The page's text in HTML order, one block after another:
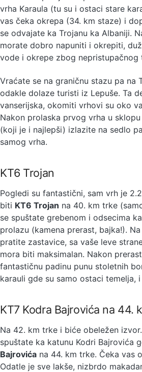
vrha Karaula (tu su i ostaci stare
vas čeka okrepa (34. km staze) i
se odvajate ka Trojanu ka Albaniji.
morate dobro napuniti i okrepiti,
vode i okrepe zbog nepristupačnog
Vraćate se na graničnu stazu pa na
odakle dolaze turisti iz Lepuše. Ta
vanserijska, okomiti vrhovi su oko
Nakon prolaska prvog vrha u
(koji je i najlepši) izlazite na sedlo
samog vrha.
KT6 Trojan
Pogledi su fantastični, sam vrh je
biti KT6 Trojan na 40. km trke
se spuštate grebenom i odsecima
prolazu (kamena prerast, bajka!).
pratite zastavice, sa vaše leve
mora biti maksimalan. Nakon
fantastičnu padinu punu stoletnih
karauli gde su samo ostaci temelja,
KT7 Kodra Bajrovića na 44.
Na 42. km trke i biće obeležen
spuštate ka katunu Kodri Bajrovića
Bajrovića na 44. km trke. Čeka vas
Odatle je sve lakše, nizbrdo